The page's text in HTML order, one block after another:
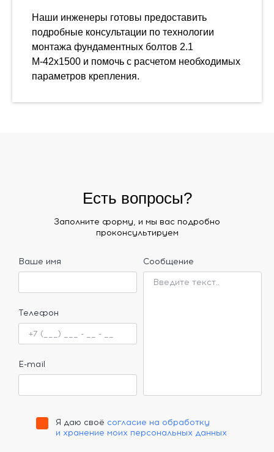
Наши инженеры готовы предоставить
подробные консультации по технологии
монтажа фундаментных болтов 2.1
М-42х1500 и помочь с расчетом необходимых
параметров крепления.
Есть вопросы?
Заполните форму, и мы вас подробно
проконсультируем
Ваше имя
Телефон
E-mail
Сообщение
Я даю своё согласие на обработку
и хранение моих персональных данных